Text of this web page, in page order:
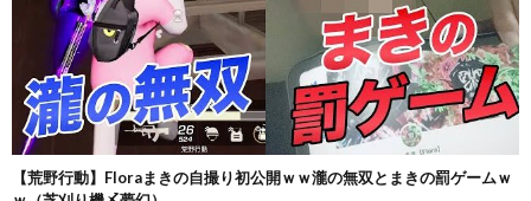
【荒野行動】Floraまきの自撮り初公開ｗｗ瀧の無双とまきの罰ゲームｗ